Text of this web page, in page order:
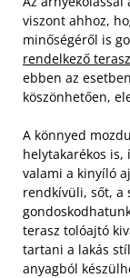
viszont ahhoz,
minőségéről is
rendelkező
ebben az
köszönhetően,
A könnyed
helytakarékos
valami a kinyíló
rendkívüli, sőt, a
terasz tolóajtó
tartani a lakás
anyagból